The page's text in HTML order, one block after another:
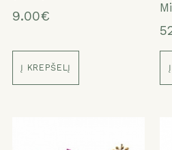
9.00€
Į KREPŠELĮ